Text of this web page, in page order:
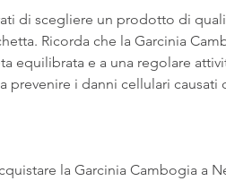
Ricorda che la Garcinia
equilibrata e a una regolare
prevenire i danni cellulari causati
la Garcinia Cambogia a